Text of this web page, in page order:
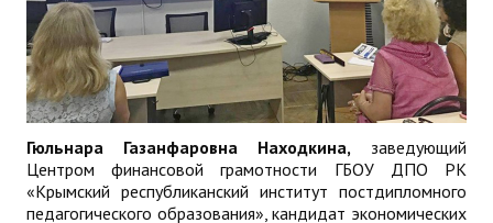
Гюльнара Газанфаровна Находкина, заведующий
Центром финансовой грамотности ГБОУ ДПО РК
«Крымский республиканский институт постдипломного
педагогического образования», кандидат экономических